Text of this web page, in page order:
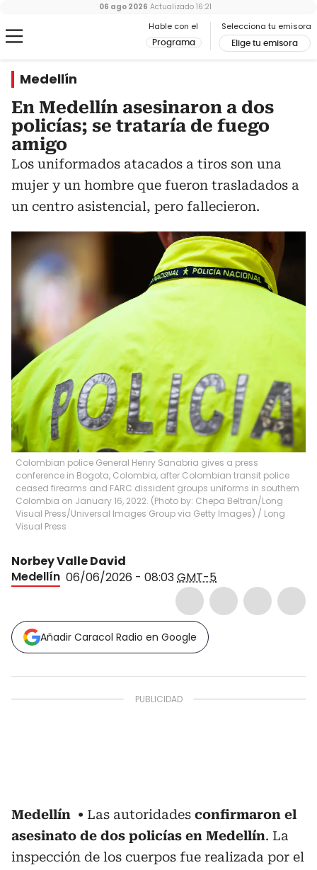
Hable con el
Programa
Selecciona tu emisora
Elige tu emisora
06 ago 2026 Actualizado 16:21
Medellín
En Medellín asesinaron a dos
policías; se trataría de fuego
amigo
Los uniformados atacados a tiros son una
mujer y un hombre que fueron trasladados a
un centro asistencial, pero fallecieron.
Colombian police General Henry Sanabria gives a press
conference in Bogota, Colombia, after Colombian transit police
ceased firearms and FARC dissident groups uniforms in southern
Colombia on January 16, 2022. (Photo by: Chepa Beltran/Long
Visual Press/Universal Images Group via Getty Images) / Long
Visual Press
Norbey Valle David
Medellín 06/06/2026 - 08:03GMT-5
Añadir Caracol Radio en Google
Medellín Las autoridades confirmaron el
asesinato de dos policías en Medellín. La
inspección de los cuerpos fue realizada por el